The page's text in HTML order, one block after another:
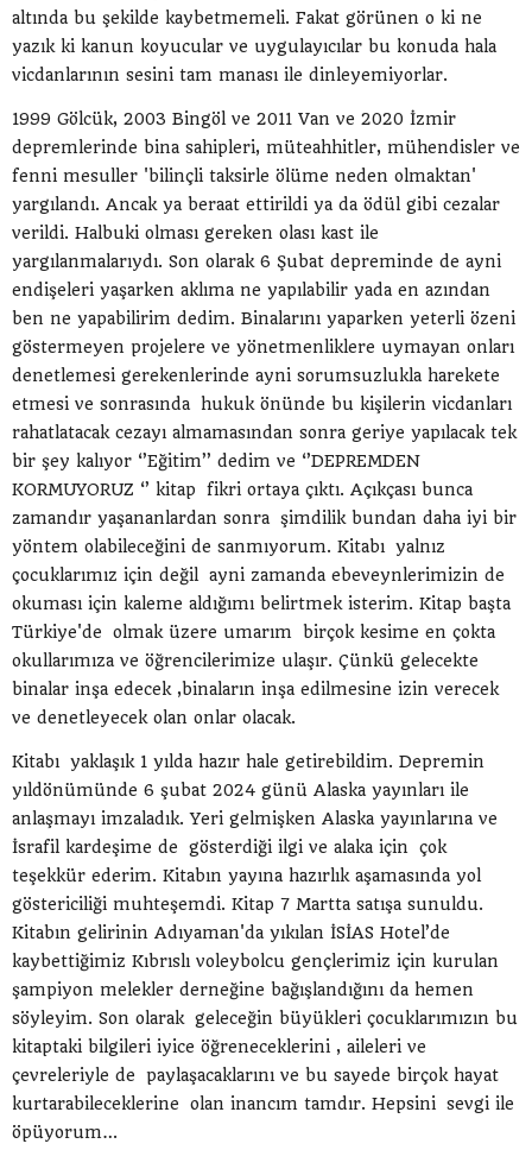
altında bu şekilde kaybetmemeli. Fakat görünen o ki ne
yazık ki kanun koyucular ve uygulayıcılar bu konuda hala
vicdanlarının sesini tam manası ile dinleyemiyorlar.
1999 Gölcük, 2003 Bingöl ve 2011 Van ve 2020 İzmir
depremlerinde bina sahipleri, müteahhitler, mühendisler ve
fenni mesuller 'bilinçli taksirle ölüme neden olmaktan'
yargılandı. Ancak ya beraat ettirildi ya da ödül gibi cezalar
verildi. Halbuki olması gereken olası kast ile
yargılanmalarıydı. Son olarak 6 Şubat depreminde de ayni
endişeleri yaşarken aklıma ne yapılabilir yada en azından
ben ne yapabilirim dedim. Binalarını yaparken yeterli özeni
göstermeyen projelere ve yönetmenliklere uymayan onları
denetlemesi gerekenlerinde ayni sorumsuzlukla harekete
etmesi ve sonrasında hukuk önünde bu kişilerin vicdanları
rahatlatacak cezayı almamasından sonra geriye yapılacak tek
bir şey kalıyor ‘’Eğitim’’ dedim ve ‘’DEPREMDEN
KORMUYORUZ ‘’ kitap fikri ortaya çıktı. Açıkçası bunca
zamandır yaşananlardan sonra şimdilik bundan daha iyi bir
yöntem olabileceğini de sanmıyorum. Kitabı yalnız
çocuklarımız için değil ayni zamanda ebeveynlerimizin de
okuması için kaleme aldığımı belirtmek isterim. Kitap başta
Türkiye'de olmak üzere umarım birçok kesime en çokta
okullarımıza ve öğrencilerimize ulaşır. Çünkü gelecekte
binalar inşa edecek ,binaların inşa edilmesine izin verecek
ve denetleyecek olan onlar olacak.
Kitabı yaklaşık 1 yılda hazır hale getirebildim. Depremin
yıldönümünde 6 şubat 2024 günü Alaska yayınları ile
anlaşmayı imzaladık. Yeri gelmişken Alaska yayınlarına ve
İsrafil kardeşime de gösterdiği ilgi ve alaka için çok
teşekkür ederim. Kitabın yayına hazırlık aşamasında yol
göstericiliği muhteşemdi. Kitap 7 Martta satışa sunuldu.
Kitabın gelirinin Adıyaman'da yıkılan İSİAS Hotel’de
kaybettiğimiz Kıbrıslı voleybolcu gençlerimiz için kurulan
şampiyon melekler derneğine bağışlandığını da hemen
söyleyim. Son olarak geleceğin büyükleri çocuklarımızın bu
kitaptaki bilgileri iyice öğreneceklerini , aileleri ve
çevreleriyle de paylaşacaklarını ve bu sayede birçok hayat
kurtarabileceklerine olan inancım tamdır. Hepsini sevgi ile
öpüyorum…